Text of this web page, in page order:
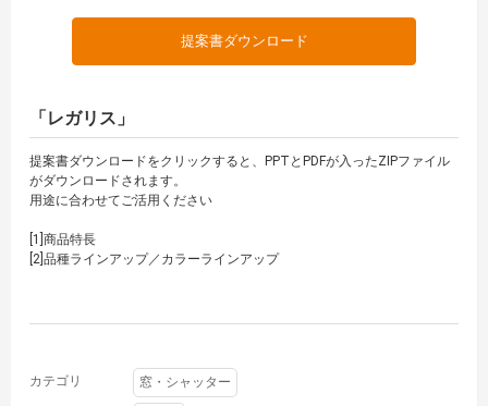
提案書ダウンロード
「レガリス」
提案書ダウンロードをクリックすると、PPTとPDFが入ったZIPファイル
がダウンロードされます。
用途に合わせてご活用ください
[1]商品特長
[2]品種ラインアップ／カラーラインアップ
カテゴリ 窓・シャッター